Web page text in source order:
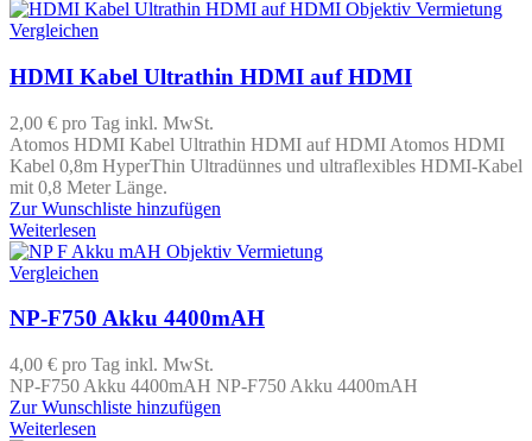
Vergleichen
HDMI Kabel Ultrathin HDMI auf HDMI
2,00 € pro Tag inkl. MwSt.
Atomos HDMI Kabel Ultrathin HDMI auf HDMI Atomos HDMI
Kabel 0,8m HyperThin Ultradünnes und ultraflexibles HDMI-Kabel
mit 0,8 Meter Länge.
Zur Wunschliste hinzufügen
Weiterlesen
Vergleichen
NP-F750 Akku 4400mAH
4,00 € pro Tag inkl. MwSt.
NP-F750 Akku 4400mAH NP-F750 Akku 4400mAH
Zur Wunschliste hinzufügen
Weiterlesen